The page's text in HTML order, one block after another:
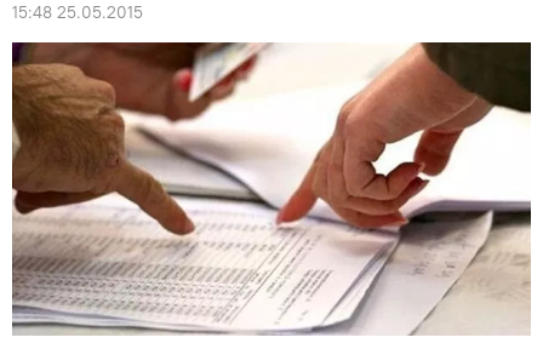
15:48 25.05.2015